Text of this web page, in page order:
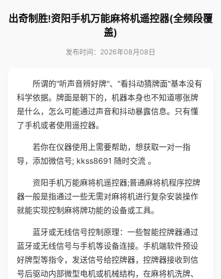
出奇制胜!资阳手机万能麻将机遥控器(全频段覆
盖)
发布时间：2026年08月08日
所谓的"听声音辨好牌"、"看抖动猜牌面"基本没有
科学依据。牌面是朝下的，机器本身也不知道哪张牌
是什么，怎么可能通过声音和抖动暴露信息。只有懂
了手机或者使用遥控器。
若你在仪器使用上需要帮助，想获取一对一指
导，添加微信号; kkss8691 随时交流 。
资阳手机万能麻将机遥控器;普通麻将机程序控牌
器一般是指通过一些无需对麻将机进行复杂安装操作
就能实现控制麻将牌功能的设备或工具。
蓝牙或无线信号控制原理：一些智能控牌器通过
蓝牙或无线信号与手机等设备连接。手机端软件预设
好牌型等指令，发送信号给控牌器，控牌器接收到信
号后驱动内部微型电机或机械结构，在麻将机洗牌、